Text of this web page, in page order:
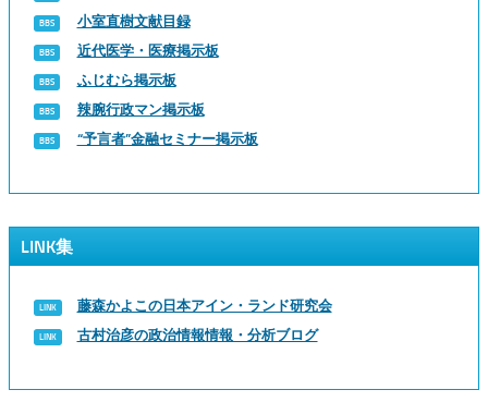
小室直樹文献目録
近代医学・医療掲示板
ふじむら掲示板
辣腕行政マン掲示板
“予言者”金融セミナー掲示板
LINK集
藤森かよこの日本アイン・ランド研究会
古村治彦の政治情報情報・分析ブログ